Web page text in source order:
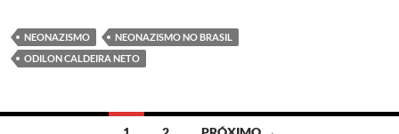
NEONAZISMO
NEONAZISMO NO BRASIL
ODILON CALDEIRA NETO